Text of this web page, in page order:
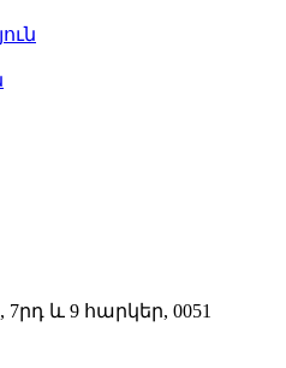
և 9 հարկեր, 0051